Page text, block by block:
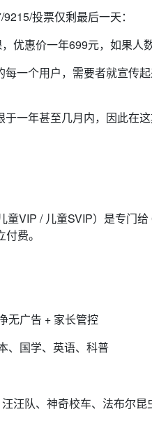
投票仅剩最后一天：
优惠价一年699元，如果人
一个用户，需要者就宣传
一年甚至几月内，因此在
童VIP / 儿童SVIP）是专门
费。
无广告 + 家长管控
、国学、英语、科普
汪队、神奇校车、法布尔昆